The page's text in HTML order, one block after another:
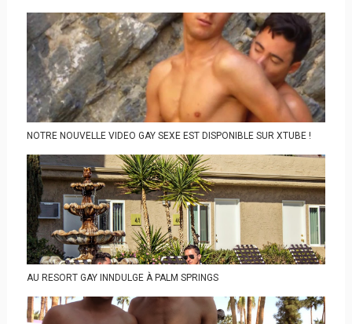
NOTRE NOUVELLE VIDEO GAY SEXE EST DISPONIBLE SUR XTUBE !
AU RESORT GAY INNDULGE À PALM SPRINGS